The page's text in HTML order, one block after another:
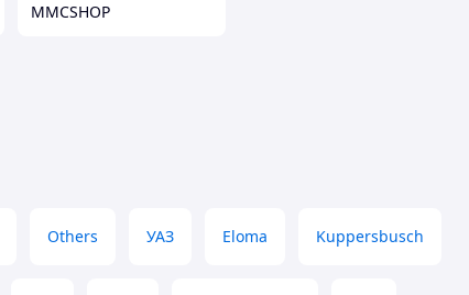
MMCSHOP
Others УАЗ Eloma Kuppersbusch